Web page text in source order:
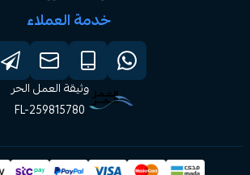
خدمة العملاء
وثيقة العمل الحر
FL-259815780